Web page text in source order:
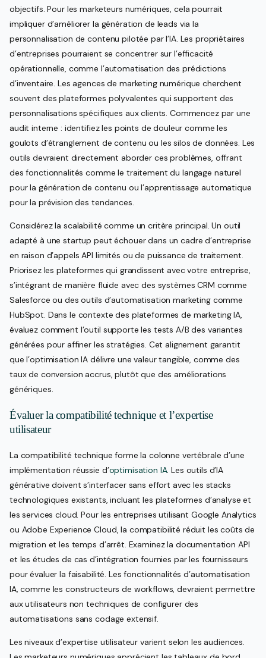
objectifs. Pour les marketeurs numériques, cela pourrait
impliquer d’améliorer la génération de leads via la
personnalisation de contenu pilotée par l’IA. Les propriétaires
d’entreprises pourraient se concentrer sur l’efficacité
opérationnelle, comme l’automatisation des prédictions
d’inventaire. Les agences de marketing numérique cherchent
souvent des plateformes polyvalentes qui supportent des
personnalisations spécifiques aux clients. Commencez par une
audit interne : identifiez les points de douleur comme les
goulots d’étranglement de contenu ou les silos de données. Les
outils devraient directement aborder ces problèmes, offrant
des fonctionnalités comme le traitement du langage naturel
pour la génération de contenu ou l’apprentissage automatique
pour la prévision des tendances.
Considérez la scalabilité comme un critère principal. Un outil
adapté à une startup peut échouer dans un cadre d’entreprise
en raison d’appels API limités ou de puissance de traitement.
Priorisez les plateformes qui grandissent avec votre entreprise,
s’intégrant de manière fluide avec des systèmes CRM comme
Salesforce ou des outils d’automatisation marketing comme
HubSpot. Dans le contexte des plateformes de marketing IA,
évaluez comment l’outil supporte les tests A/B des variantes
générées pour affiner les stratégies. Cet alignement garantit
que l’optimisation IA délivre une valeur tangible, comme des
taux de conversion accrus, plutôt que des améliorations
génériques.
Évaluer la compatibilité technique et l’expertise
utilisateur
La compatibilité technique forme la colonne vertébrale d’une
implémentation réussie d’optimisation IA. Les outils d’IA
générative doivent s’interfacer sans effort avec les stacks
technologiques existants, incluant les plateformes d’analyse et
les services cloud. Pour les entreprises utilisant Google Analytics
ou Adobe Experience Cloud, la compatibilité réduit les coûts de
migration et les temps d’arrêt. Examinez la documentation API
et les études de cas d’intégration fournies par les fournisseurs
pour évaluer la faisabilité. Les fonctionnalités d’automatisation
IA, comme les constructeurs de workflows, devraient permettre
aux utilisateurs non techniques de configurer des
automatisations sans codage extensif.
Les niveaux d’expertise utilisateur varient selon les audiences.